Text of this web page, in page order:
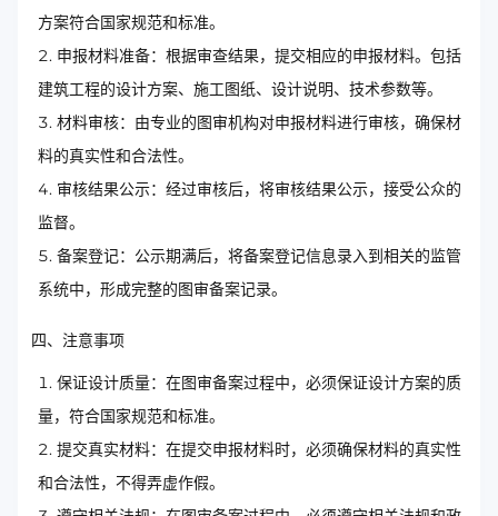
方案符合国家规范和标准。
申报材料准备：根据审查结果，提交相应的申报材料。包括
建筑工程的设计方案、施工图纸、设计说明、技术参数等。
材料审核：由专业的图审机构对申报材料进行审核，确保材
料的真实性和合法性。
审核结果公示：经过审核后，将审核结果公示，接受公众的
监督。
备案登记：公示期满后，将备案登记信息录入到相关的监管
系统中，形成完整的图审备案记录。
四、注意事项
保证设计质量：在图审备案过程中，必须保证设计方案的质
量，符合国家规范和标准。
提交真实材料：在提交申报材料时，必须确保材料的真实性
和合法性，不得弄虚作假。